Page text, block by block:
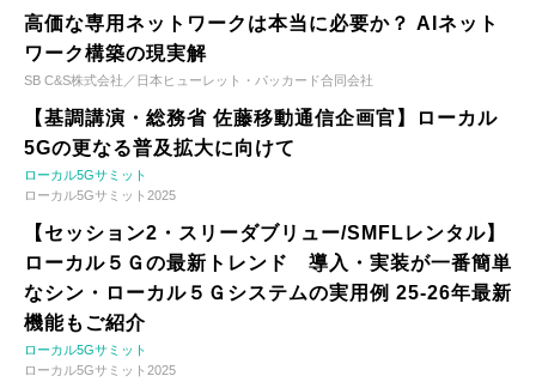
高価な専用ネットワークは本当に必要か？ AIネット
ワーク構築の現実解
SB C&S株式会社／日本ヒューレット・パッカード合同会社
【基調講演・総務省 佐藤移動通信企画官】ローカル
5Gの更なる普及拡大に向けて
ローカル5Gサミット
ローカル5Gサミット2025
【セッション2・スリーダブリュー/SMFLレンタル】
ローカル５Ｇの最新トレンド 導入・実装が一番簡単
なシン・ローカル５Ｇシステムの実用例 25-26年最新
機能もご紹介
ローカル5Gサミット
ローカル5Gサミット2025